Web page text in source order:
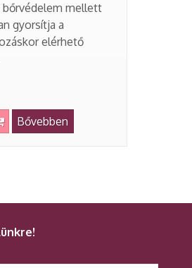
bőrvédelem mellett
gyorsítja a
elérhető
Bővebben